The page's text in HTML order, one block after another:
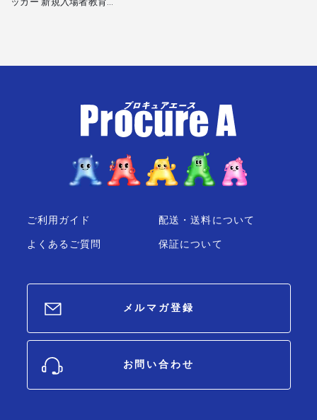
ご利用ガイド
よくあるご質問
配送・送料について
保証について
メルマガ登録
お問い合わせ